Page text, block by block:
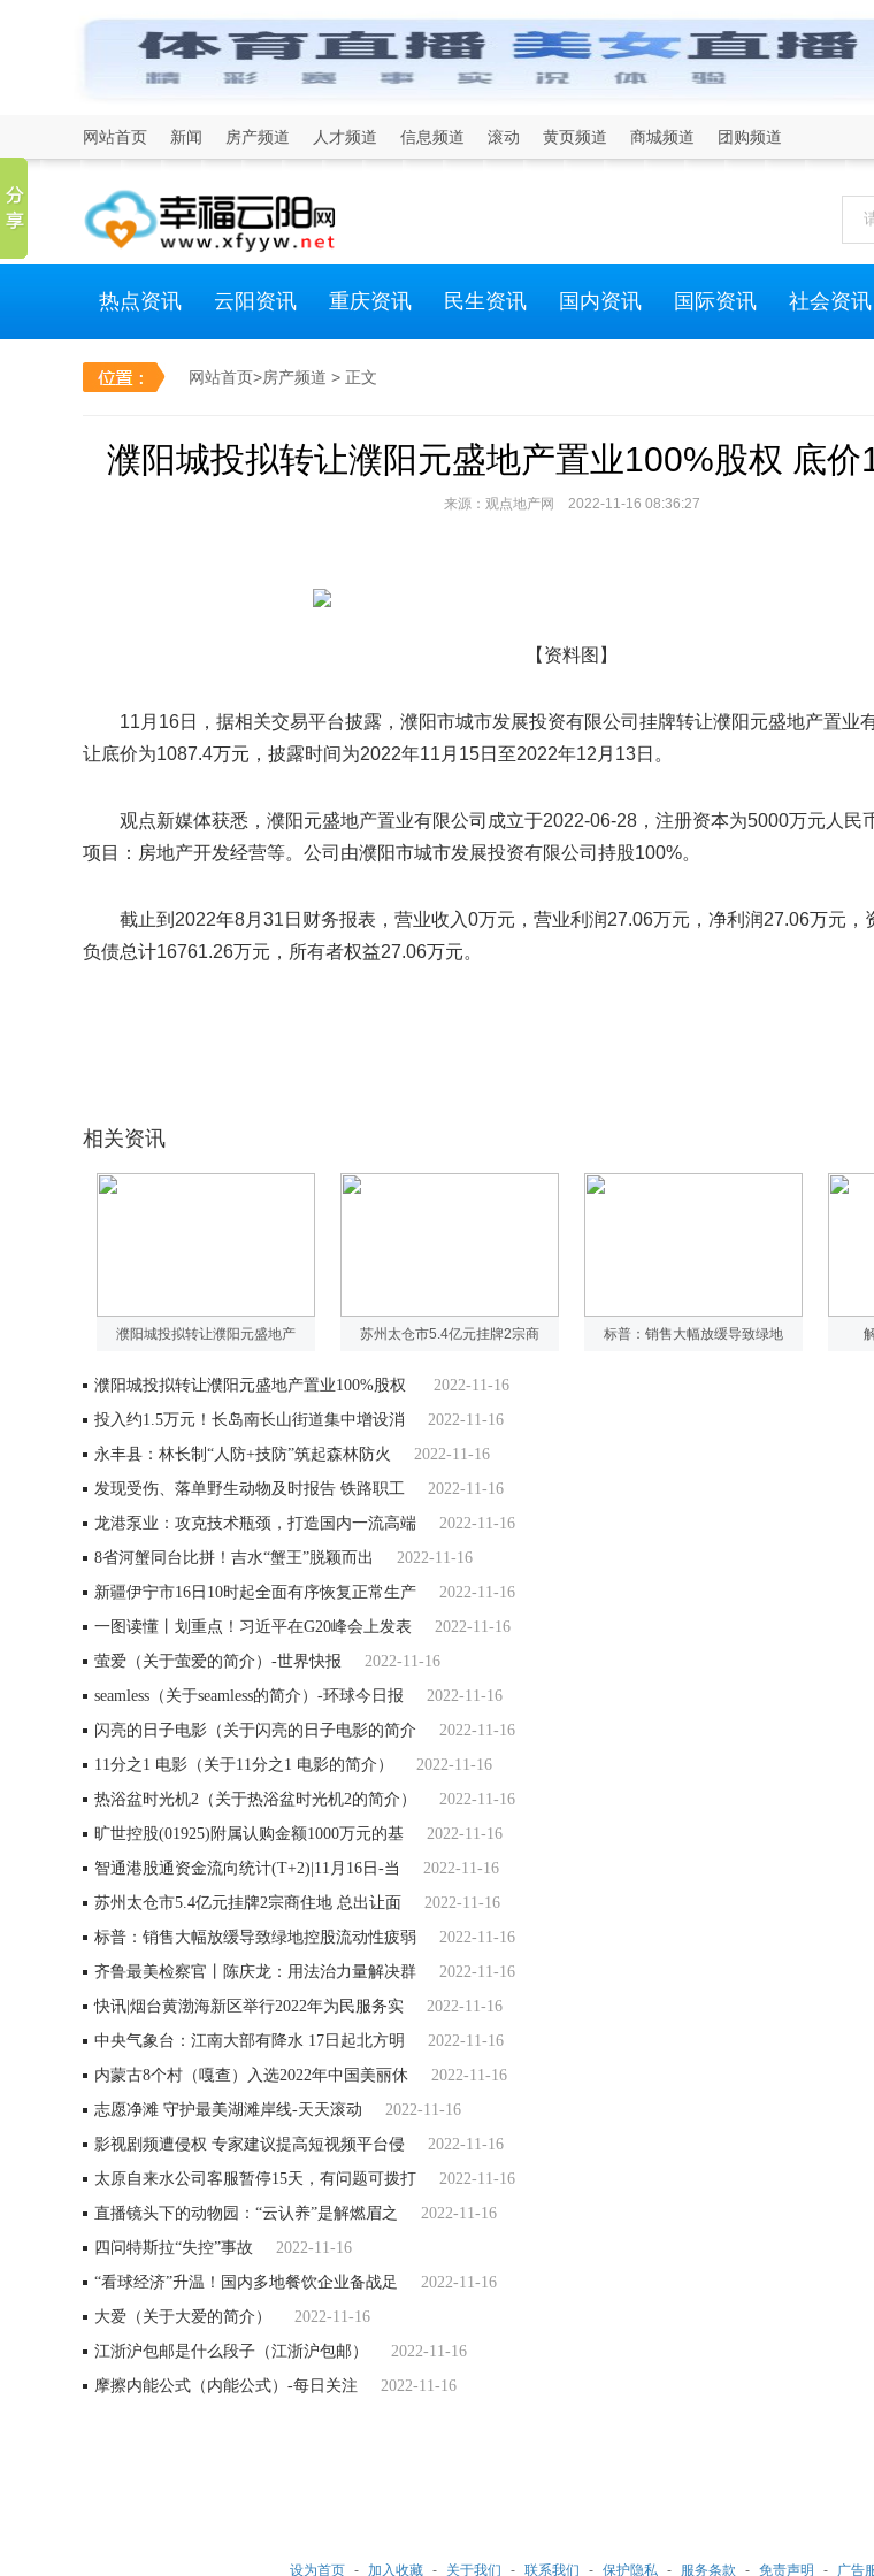
网站首页 新闻 房产频道 人才频道 信息频道 滚动 黄页频道 商城频道 团购频道
热点资讯 云阳资讯 重庆资讯 民生资讯 国内资讯 国际资讯 社会资讯
网站首页>房产频道 > 正文
濮阳城投拟转让濮阳元盛地产置业100%股权 底价
来源：观点地产网 2022-11-16 08:36:27
【资料图】
11月16日，据相关交易平台披露，濮阳市城市发展投资有限公司挂牌转让濮阳元盛地产置业
让底价为1087.4万元，披露时间为2022年11月15日至2022年12月13日。
观点新媒体获悉，濮阳元盛地产置业有限公司成立于2022-06-28，注册资本为5000万元人民
项目：房地产开发经营等。公司由濮阳市城市发展投资有限公司持股100%。
截止到2022年8月31日财务报表，营业收入0万元，营业利润27.06万元，净利润27.06万元，
负债总计16761.26万元，所有者权益27.06万元。
相关资讯
濮阳城投拟转让濮阳元盛地产 苏州太仓市5.4亿元挂牌2宗商 标普：销售大幅放缓导致绿地
濮阳城投拟转让濮阳元盛地产置业100%股权
2022-11-16
投入约1.5万元！长岛南长山街道集中增设消
2022-11-16
永丰县：林长制“人防+技防”筑起森林防火
2022-11-16
发现受伤、落单野生动物及时报告 铁路职工
2022-11-16
龙港泵业：攻克技术瓶颈，打造国内一流高端
2022-11-16
8省河蟹同台比拼！吉水“蟹王”脱颖而出
2022-11-16
新疆伊宁市16日10时起全面有序恢复正常生产
2022-11-16
一图读懂丨划重点！习近平在G20峰会上发表
2022-11-16
萤爱（关于萤爱的简介）-世界快报
2022-11-16
seamless（关于seamless的简介）-环球今日报
2022-11-16
闪亮的日子电影（关于闪亮的日子电影的简介
2022-11-16
11分之1 电影（关于11分之1 电影的简介）
2022-11-16
热浴盆时光机2（关于热浴盆时光机2的简介）
2022-11-16
旷世控股(01925)附属认购金额1000万元的基
2022-11-16
智通港股通资金流向统计(T+2)|11月16日-当
2022-11-16
苏州太仓市5.4亿元挂牌2宗商住地 总出让面
2022-11-16
标普：销售大幅放缓导致绿地控股流动性疲弱
2022-11-16
齐鲁最美检察官丨陈庆龙：用法治力量解决群
2022-11-16
快讯|烟台黄渤海新区举行2022年为民服务实
2022-11-16
中央气象台：江南大部有降水 17日起北方明
2022-11-16
内蒙古8个村（嘎查）入选2022年中国美丽休
2022-11-16
志愿净滩 守护最美湖滩岸线-天天滚动
2022-11-16
影视剧频遭侵权 专家建议提高短视频平台侵
2022-11-16
太原自来水公司客服暂停15天，有问题可拨打
2022-11-16
直播镜头下的动物园：“云认养”是解燃眉之
2022-11-16
四问特斯拉“失控”事故
2022-11-16
“看球经济”升温！国内多地餐饮企业备战足
2022-11-16
大爱（关于大爱的简介）
2022-11-16
江浙沪包邮是什么段子（江浙沪包邮）
2022-11-16
摩擦内能公式（内能公式）-每日关注
2022-11-16
设为首页 - 加入收藏 - 关于我们 - 联系我们 - 保护隐私 - 服务条款 - 免责声明 - 广告